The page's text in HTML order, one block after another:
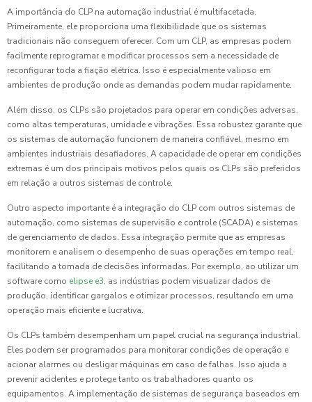
A importância do CLP na automação industrial é multifacetada.
Primeiramente, ele proporciona uma flexibilidade que os sistemas
tradicionais não conseguem oferecer. Com um CLP, as empresas podem
facilmente reprogramar e modificar processos sem a necessidade de
reconfigurar toda a fiação elétrica. Isso é especialmente valioso em
ambientes de produção onde as demandas podem mudar rapidamente.
Além disso, os CLPs são projetados para operar em condições adversas,
como altas temperaturas, umidade e vibrações. Essa robustez garante que
os sistemas de automação funcionem de maneira confiável, mesmo em
ambientes industriais desafiadores. A capacidade de operar em condições
extremas é um dos principais motivos pelos quais os CLPs são preferidos
em relação a outros sistemas de controle.
Outro aspecto importante é a integração do CLP com outros sistemas de
automação, como sistemas de supervisão e controle (SCADA) e sistemas
de gerenciamento de dados. Essa integração permite que as empresas
monitorem e analisem o desempenho de suas operações em tempo real,
facilitando a tomada de decisões informadas. Por exemplo, ao utilizar um
software como elipse e3, as indústrias podem visualizar dados de
produção, identificar gargalos e otimizar processos, resultando em uma
operação mais eficiente e lucrativa.
Os CLPs também desempenham um papel crucial na segurança industrial.
Eles podem ser programados para monitorar condições de operação e
acionar alarmes ou desligar máquinas em caso de falhas. Isso ajuda a
prevenir acidentes e protege tanto os trabalhadores quanto os
equipamentos. A implementação de sistemas de segurança baseados em